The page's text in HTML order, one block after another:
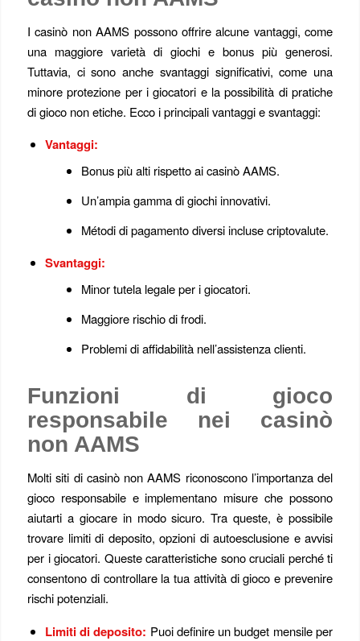
I casinò non AAMS possono offrire alcune vantaggi, come
una maggiore varietà di giochi e bonus più generosi.
Tuttavia, ci sono anche svantaggi significativi, come una
minore protezione per i giocatori e la possibilità di pratiche
di gioco non etiche. Ecco i principali vantaggi e svantaggi:
Vantaggi:
Bonus più alti rispetto ai casinò AAMS.
Un’ampia gamma di giochi innovativi.
Métodi di pagamento diversi incluse criptovalute.
Svantaggi:
Minor tutela legale per i giocatori.
Maggiore rischio di frodi.
Problemi di affidabilità nell’assistenza clienti.
Funzioni di gioco
responsabile nei casinò
non AAMS
Molti siti di casinò non AAMS riconoscono l’importanza del
gioco responsabile e implementano misure che possono
aiutarti a giocare in modo sicuro. Tra queste, è possibile
trovare limiti di deposito, opzioni di autoesclusione e avvisi
per i giocatori. Queste caratteristiche sono cruciali perché ti
consentono di controllare la tua attività di gioco e prevenire
rischi potenziali.
Limiti di deposito: Puoi definire un budget mensile per